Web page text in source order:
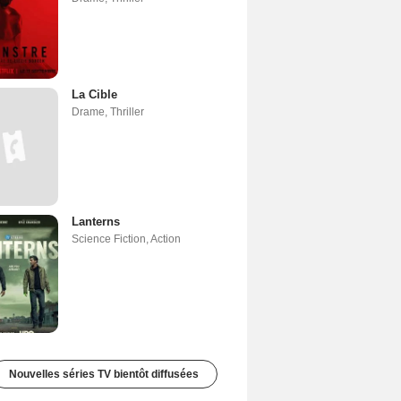
La Cible
Drame, Thriller
Lanterns
Science Fiction,Action
Nouvelles séries TV bientôt diffusées